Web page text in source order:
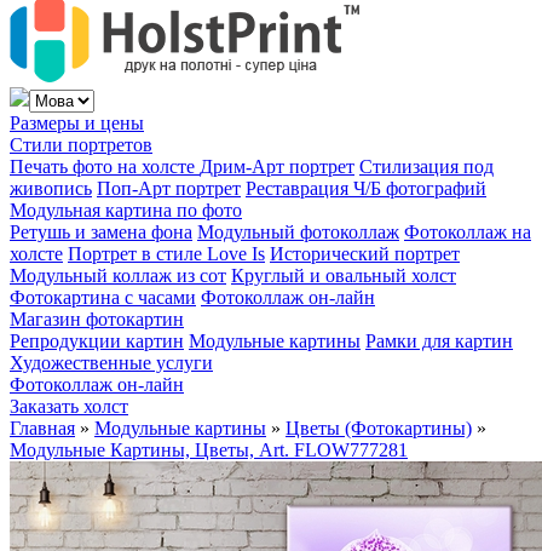
Размеры и цены
Стили портретов
Печать фото на холсте Дрим-Арт портрет Стилизация под
живопись Поп-Арт портрет Реставрация Ч/Б фотографий
Модульная картина по фото
Ретушь и замена фона Модульный фотоколлаж Фотоколлаж на
холсте Портрет в стиле Love Is Исторический портрет
Модульный коллаж из сот Круглый и овальный холст
Фотокартина с часами Фотоколлаж он-лайн
Магазин фотокартин
Репродукции картин Модульные картины Рамки для картин
Художественные услуги
Фотоколлаж он-лайн
Заказать холст
Главная » Модульные картины » Цветы (Фотокартины) »
Модульные Картины, Цветы, Art. FLOW777281